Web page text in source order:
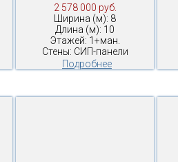
2 578 000 руб.
Ширина (м): 8
Длина (м): 10
Этажей: 1+ман.
Стены: СИП-панели
Подробнее